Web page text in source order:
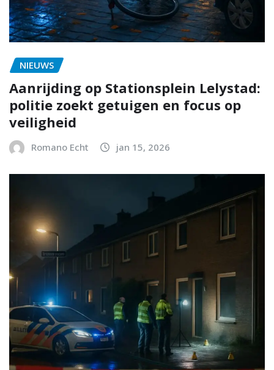
NIEUWS
Aanrijding op Stationsplein Lelystad:
politie zoekt getuigen en focus op
veiligheid
Romano Echt jan 15, 2026